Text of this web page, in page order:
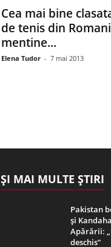
Cea mai bine
de tenis din
mentine...
Elena Tudor - 7 mai 2013
ȘI MAI MULTE ȘTIRI
Pakistan
și
Apărării:
deschis”